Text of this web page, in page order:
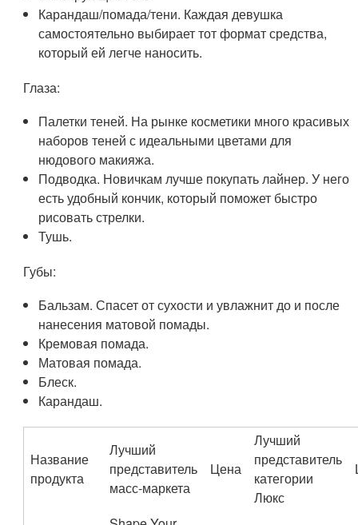
Карандаш/помада/тени. Каждая девушка
самостоятельно выбирает тот формат средства,
который ей легче наносить.
Глаза:
Палетки теней. На рынке косметики много красивых
наборов теней с идеальными цветами для
нюдового макияжа.
Подводка. Новичкам лучше покупать лайнер. У него
есть удобный кончик, который поможет быстро
рисовать стрелки.
Тушь.
Губы:
Бальзам. Спасет от сухости и увлажнит до и после
нанесения матовой помады.
Кремовая помада.
Матовая помада.
Блеск.
Карандаш.
Название
продукта
Лучший
представитель
масс-маркета
Цена
Лучший
представитель
категории
Люкс